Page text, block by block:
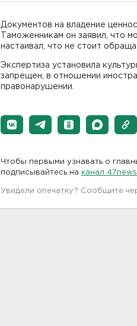
Документов на владение
Таможенникам он заявил, что
настаивал, что не стоит
Экспертиза установила
запрещен, в отношении
правонарушении.
Чтобы первыми узнавать о
подписывайтесь на канал
Увидели опечатку? Сообщите